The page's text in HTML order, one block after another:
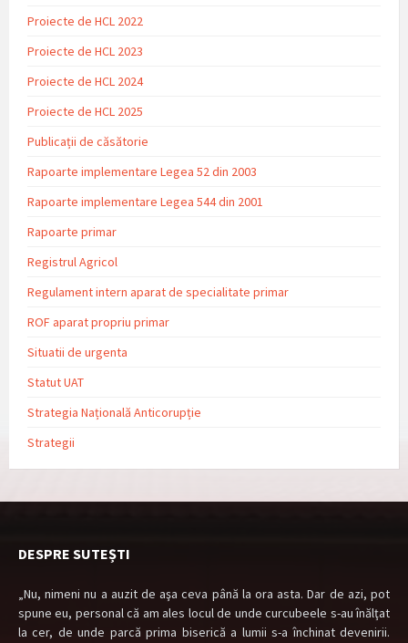
Proiecte de HCL 2022
Proiecte de HCL 2023
Proiecte de HCL 2024
Proiecte de HCL 2025
Publicații de căsătorie
Rapoarte implementare Legea 52 din 2003
Rapoarte implementare Legea 544 din 2001
Rapoarte primar
Registrul Agricol
Regulament intern aparat de specialitate primar
ROF aparat propriu primar
Situatii de urgenta
Statut UAT
Strategia Națională Anticorupție
Strategii
DESPRE SUTEȘTI
„Nu, nimeni nu a auzit de aşa ceva până la ora asta. Dar de azi, pot
spune eu, personal că am ales locul de unde curcubeele s-au înălţat
la cer, de unde parcă prima biserică a lumii s-a închinat devenirii.